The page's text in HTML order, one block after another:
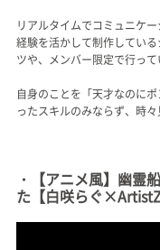
リアルタイムでコミュニケ
経験を活かして制作してい
ツや、メンバー限定で行って
自身のことを「天才なのに
ったスキルのみならず、時
・【アニメ風】幽霊
た【白咲らぐ